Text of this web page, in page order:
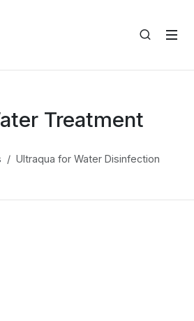
Treatment
Ultraqua for Water Disinfection